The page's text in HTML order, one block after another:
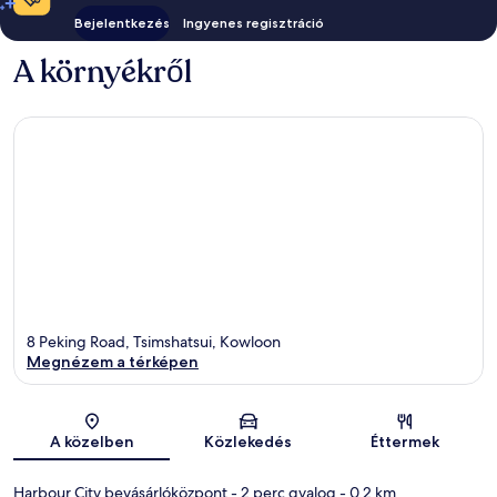
Bejelentkezés Ingyenes regisztráció
A környékről
Térkép
8 Peking Road, Tsimshatsui, Kowloon
Megnézem a térképen
A közelben Közlekedés Éttermek
Harbour City bevásárlóközpont- 2 perc gyalog - 0.2 km